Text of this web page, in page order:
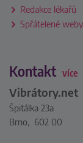
Redakce lékařů
Spřátelené weby
Kontakt více
Vibrátory.net
Špitálka 23a
Brno, 602 00